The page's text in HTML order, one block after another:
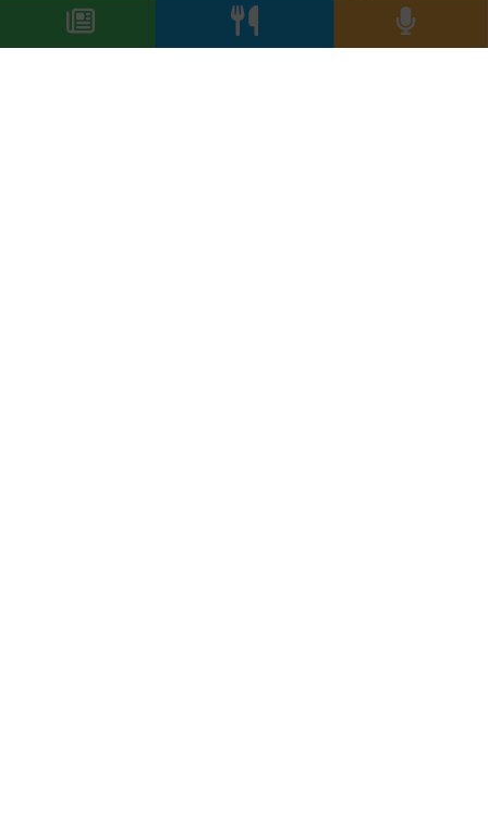
al sabato, si potrà scegliere tra proposte e
programmi giornalieri incentrati sulle attività